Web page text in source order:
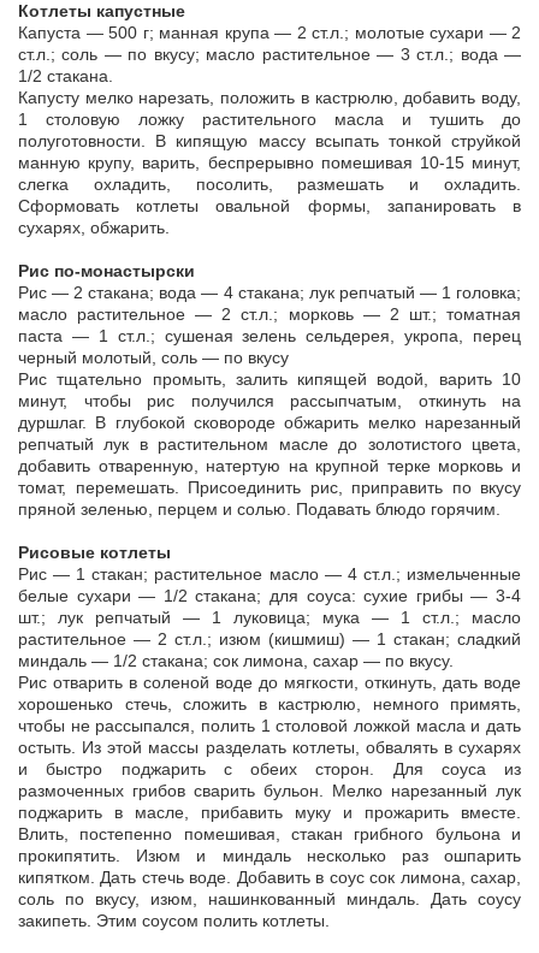
Котлеты капустные
Капуста — 500 г; манная крупа — 2 ст.л.; молотые сухари — 2
ст.л.; соль — по вкусу; масло растительное — 3 ст.л.; вода —
1/2 стакана.
Капусту мелко нарезать, положить в кастрюлю, добавить воду,
1 столовую ложку растительного масла и тушить до
полуготовности. В кипящую массу всыпать тонкой струйкой
манную крупу, варить, беспрерывно помешивая 10-15 минут,
слегка охладить, посолить, размешать и охладить.
Сформовать котлеты овальной формы, запанировать в
сухарях, обжарить.
Рис по-монастырски
Рис — 2 стакана; вода — 4 стакана; лук репчатый — 1 головка;
масло растительное — 2 ст.л.; морковь — 2 шт.; томатная
паста — 1 ст.л.; сушеная зелень сельдерея, укропа, перец
черный молотый, соль — по вкусу
Рис тщательно промыть, залить кипящей водой, варить 10
минут, чтобы рис получился рассыпчатым, откинуть на
дуршлаг. В глубокой сковороде обжарить мелко нарезанный
репчатый лук в растительном масле до золотистого цвета,
добавить отваренную, натертую на крупной терке морковь и
томат, перемешать. Присоединить рис, приправить по вкусу
пряной зеленью, перцем и солью. Подавать блюдо горячим.
Рисовые котлеты
Рис — 1 стакан; растительное масло — 4 ст.л.; измельченные
белые сухари — 1/2 стакана; для соуса: сухие грибы — 3-4
шт.; лук репчатый — 1 луковица; мука — 1 ст.л.; масло
растительное — 2 ст.л.; изюм (кишмиш) — 1 стакан; сладкий
миндаль — 1/2 стакана; сок лимона, сахар — по вкусу.
Рис отварить в соленой воде до мягкости, откинуть, дать воде
хорошенько стечь, сложить в кастрюлю, немного примять,
чтобы не рассыпался, полить 1 столовой ложкой масла и дать
остыть. Из этой массы разделать котлеты, обвалять в сухарях
и быстро поджарить с обеих сторон. Для соуса из
размоченных грибов сварить бульон. Мелко нарезанный лук
поджарить в масле, прибавить муку и прожарить вместе.
Влить, постепенно помешивая, стакан грибного бульона и
прокипятить. Изюм и миндаль несколько раз ошпарить
кипятком. Дать стечь воде. Добавить в соус сок лимона, сахар,
соль по вкусу, изюм, нашинкованный миндаль. Дать соусу
закипеть. Этим соусом полить котлеты.